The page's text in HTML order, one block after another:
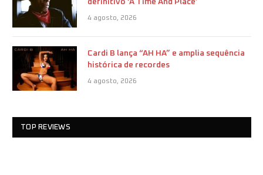
definitivo ‘A Time And Place’
4 agosto, 2026
Cardi B lança “AH HA” e amplia sequência
histórica de recordes
4 agosto, 2026
TOP REVIEWS